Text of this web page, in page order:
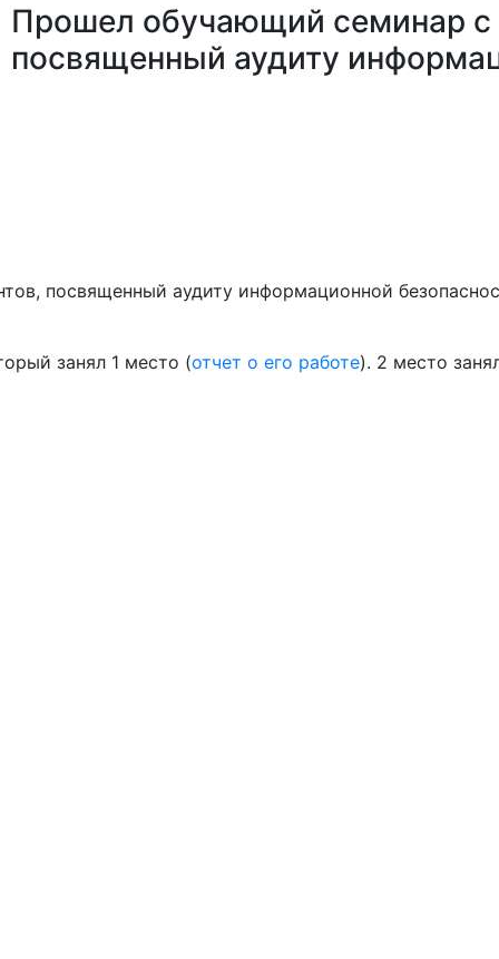
Прошел обучающий семинар с
посвященный аудиту
посвященный аудиту информационной
занял 1 место (отчет о его работе). 2 место